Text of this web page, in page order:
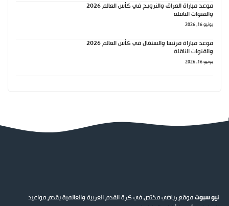
موعد مباراة العراق والنرويج في كأس العالم 2026
والقنوات الناقلة
يونيو 16, 2026
موعد مباراة فرنسا والسنغال في كأس العالم 2026
والقنوات الناقلة
يونيو 16, 2026
نيو سبوتموقع رياضي مختص في كرة القدم العربية والعالمية يقدم مواعيد